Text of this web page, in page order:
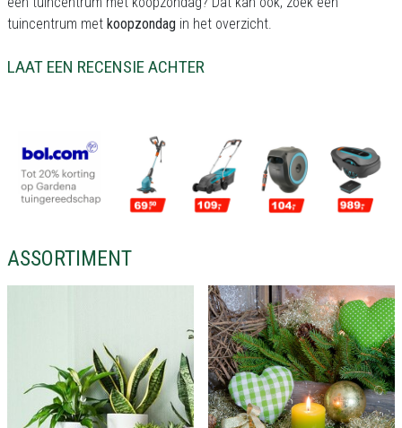
tuincentrum met koopzondag in het overzicht.
LAAT EEN RECENSIE ACHTER
ASSORTIMENT